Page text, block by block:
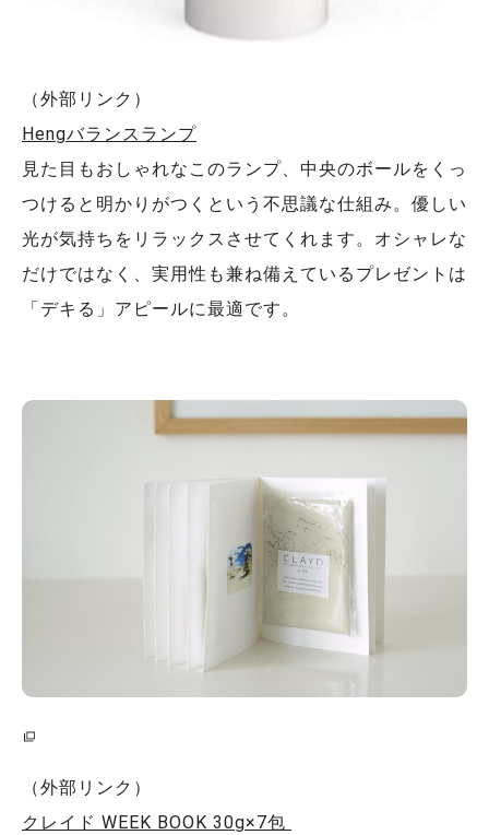
（外部リンク）
Hengバランスランプ
見た目もおしゃれなこのランプ、中央のボールをくっ
つけると明かりがつくという不思議な仕組み。優しい
光が気持ちをリラックスさせてくれます。オシャレな
だけではなく、実用性も兼ね備えているプレゼントは
「デキる」アピールに最適です。
（外部リンク）
クレイド WEEK BOOK 30g×7包